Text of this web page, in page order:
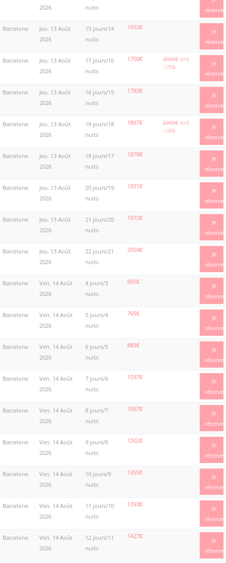
2026
nuits
réserve
Barcelone
Jeu. 13 Août
2026
15 jours/14
nuits
1652€
Je
réserve
Barcelone
Jeu. 13 Août
2026
17 jours/16
nuits
1750€ 2035€ soit
-15%
Je
réserve
Barcelone
Jeu. 13 Août
2026
16 jours/15
nuits
1783€
Je
réserve
Barcelone
Jeu. 13 Août
2026
19 jours/18
nuits
1867€ 2263€ soit
-18%
Je
réserve
Barcelone
Jeu. 13 Août
2026
18 jours/17
nuits
1878€
Je
réserve
Barcelone
Jeu. 13 Août
2026
20 jours/19
nuits
1931€
Je
réserve
Barcelone
Jeu. 13 Août
2026
21 jours/20
nuits
1972€
Je
réserve
Barcelone
Jeu. 13 Août
2026
22 jours/21
nuits
2059€
Je
réserve
Barcelone
Ven. 14 Août
2026
4 jours/3
nuits
665€
Je
réserve
Barcelone
Ven. 14 Août
2026
5 jours/4
nuits
765€
Je
réserve
Barcelone
Ven. 14 Août
2026
6 jours/5
nuits
883€
Je
réserve
Barcelone
Ven. 14 Août
2026
7 jours/6
nuits
1037€
Je
réserve
Barcelone
Ven. 14 Août
2026
8 jours/7
nuits
1067€
Je
réserve
Barcelone
Ven. 14 Août
2026
9 jours/8
nuits
1202€
Je
réserve
Barcelone
Ven. 14 Août
2026
10 jours/9
nuits
1355€
Je
réserve
Barcelone
Ven. 14 Août
2026
11 jours/10
nuits
1393€
Je
réserve
Barcelone
Ven. 14 Août
2026
12 jours/11
nuits
1427€
Je
réserve